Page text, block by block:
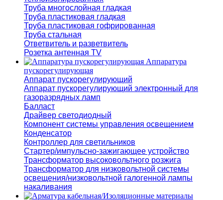
Труба многослойная гладкая
Труба пластиковая гладкая
Труба пластиковая гофрированная
Труба стальная
Ответвитель и разветвитель
Розетка антенная TV
Аппаратура
пускорегулирующая
Аппарат пускорегулирующий
Аппарат пускорегулирующий электронный для
газоразрядных ламп
Балласт
Драйвер светодиодный
Компонент системы управления освещением
Конденсатор
Контроллер для светильников
Стартер/импульсно-зажигающее устройство
Трансформатор высоковольтного розжига
Трансформатор для низковольтной системы
освещения/низковольтной галогенной лампы
накаливания